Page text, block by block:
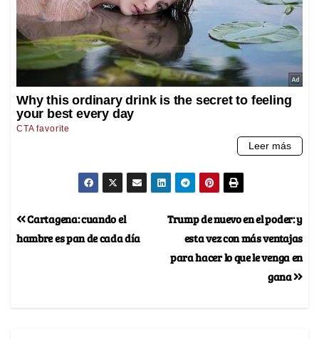
Trump de nuevo en el poder: y
esta vez con más ventajas
para hacer lo que le venga en
gana
Cartagena: cuando el
hambre es pan de cada día